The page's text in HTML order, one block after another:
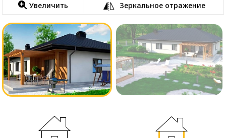
Увеличить Зеркальное отражение